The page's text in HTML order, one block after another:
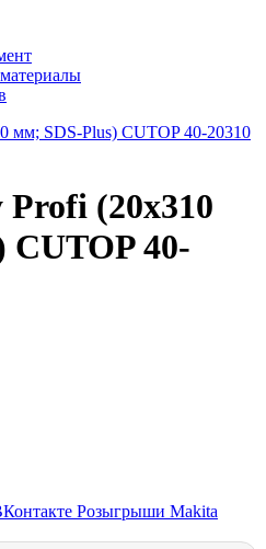
Profi (20х310
40-
Розыгрыши Makita